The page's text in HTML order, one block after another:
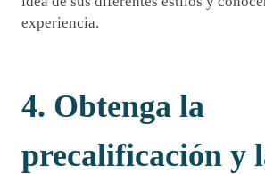
experiencia.
4. Obtenga la
precalificación y